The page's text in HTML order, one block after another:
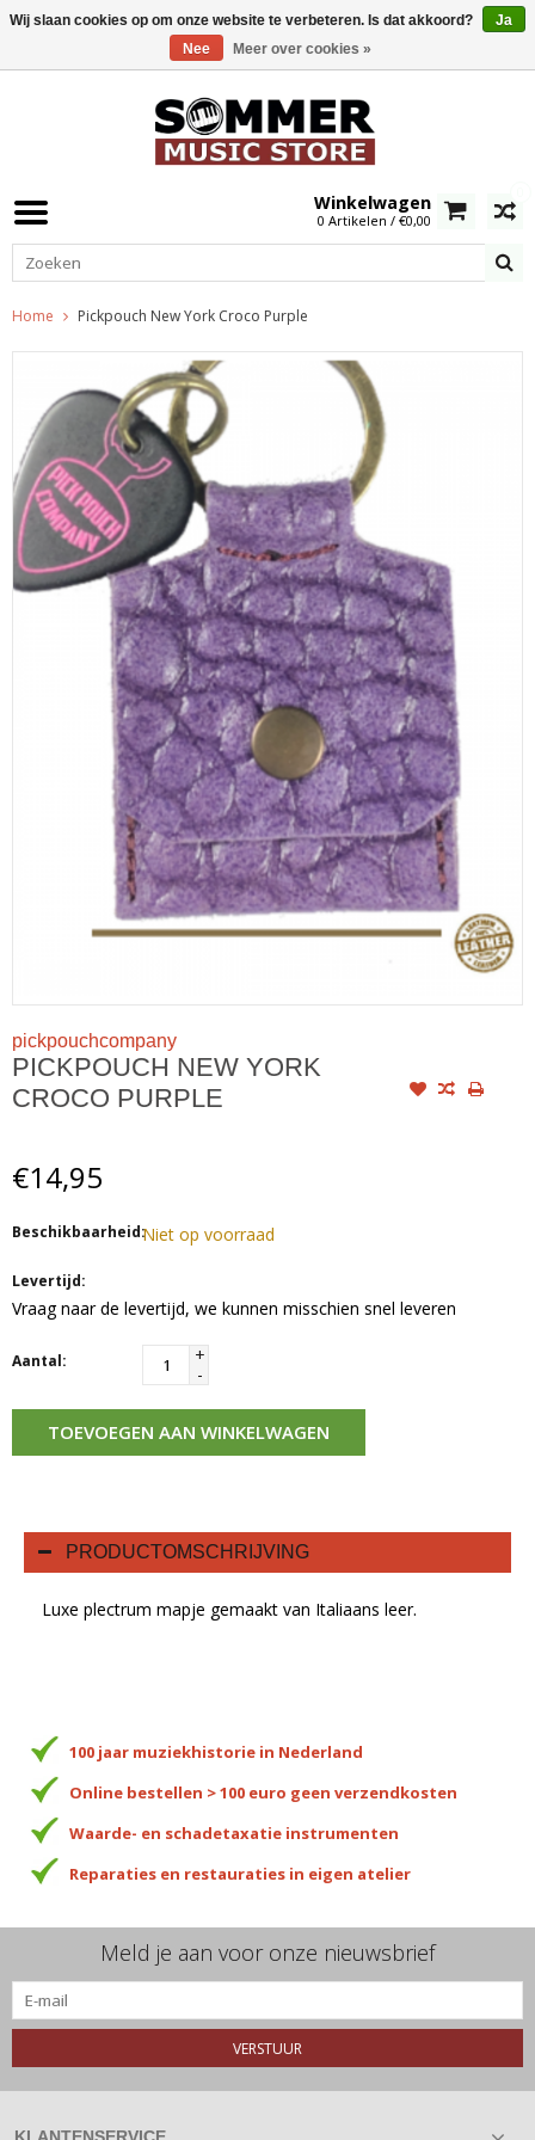
Winkelwagen
0 Artikelen / €0,00
Home Pickpouch New York Croco Purple
pickpouchcompany
PICKPOUCH NEW YORK
CROCO PURPLE
€14,95
Beschikbaarheid:Niet op voorraad
Levertijd:
Vraag naar de levertijd, we kunnen misschien snel leveren
Aantal:
+
-
TOEVOEGEN AAN WINKELWAGEN
PRODUCTOMSCHRIJVING
Luxe plectrum mapje gemaakt van Italiaans leer.
100 jaar muziekhistorie in Nederland
Online bestellen > 100 euro geen verzendkosten
Waarde- en schadetaxatie instrumenten
Reparaties en restauraties in eigen atelier
Meld je aan voor onze nieuwsbrief
VERSTUUR
KLANTENSERVICE
Wij slaan cookies op om onze website te verbeteren. Is dat akkoord?
Ja
Nee
Meer over cookies »